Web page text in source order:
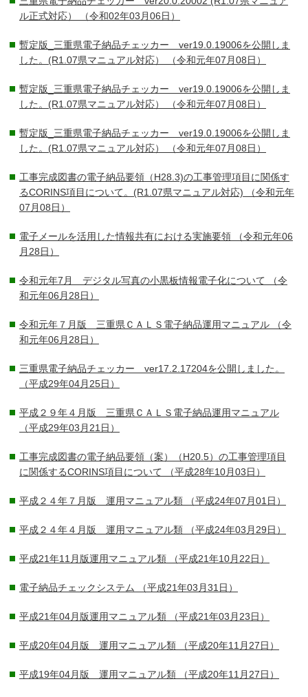
ル正式対応）
（令和02年03月06日）
暫定版_三重県電子納品チェッカー ver19.0.19006を公開しま
した。(R1.07県マニュアル対応）
（令和元年07月08日）
暫定版_三重県電子納品チェッカー ver19.0.19006を公開しま
した。(R1.07県マニュアル対応）
（令和元年07月08日）
暫定版_三重県電子納品チェッカー ver19.0.19006を公開しま
した。(R1.07県マニュアル対応）
（令和元年07月08日）
工事完成図書の電子納品要領（H28.3)の工事管理項目に関係す
るCORINS項目について。(R1.07県マニュアル対応) （令和元年
07月08日）
電子メールを活用した情報共有における実施要領 （令和元年06
月28日）
令和元年7月 デジタル写真の小黒板情報電子化について （令
和元年06月28日）
令和元年７月版 三重県ＣＡＬＳ電子納品運用マニュアル （令
和元年06月28日）
三重県電子納品チェッカー ver17.2.17204を公開しました。
（平成29年04月25日）
平成２９年４月版 三重県ＣＡＬＳ電子納品運用マニュアル
（平成29年03月21日）
工事完成図書の電子納品要領（案）（H20.5）の工事管理項目
に関係するCORINS項目について （平成28年10月03日）
平成２４年７月版 運用マニュアル類 （平成24年07月01日）
平成２４年４月版 運用マニュアル類 （平成24年03月29日）
平成21年11月版運用マニュアル類 （平成21年10月22日）
電子納品チェックシステム （平成21年03月31日）
平成21年04月版運用マニュアル類 （平成21年03月23日）
平成20年04月版 運用マニュアル類 （平成20年11月27日）
平成19年04月版 運用マニュアル類 （平成20年11月27日）